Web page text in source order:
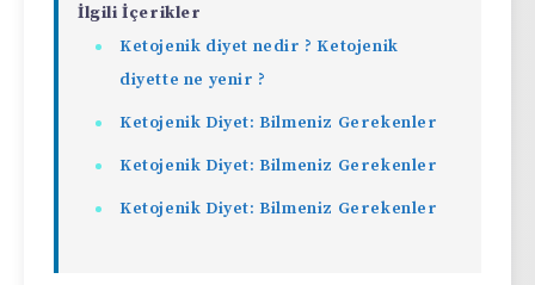
İlgili İçerikler
Ketojenik diyet nedir ? Ketojenik
diyette ne yenir ?
Ketojenik Diyet: Bilmeniz Gerekenler
Ketojenik Diyet: Bilmeniz Gerekenler
Ketojenik Diyet: Bilmeniz Gerekenler